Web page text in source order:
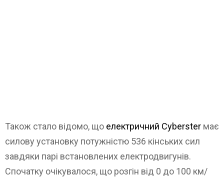
Також стало відомо, що електричний Cyberster має
силову установку потужністю 536 кінських сил
завдяки парі встановлених електродвигунів.
Спочатку очікувалося, що розгін від 0 до 100 км/